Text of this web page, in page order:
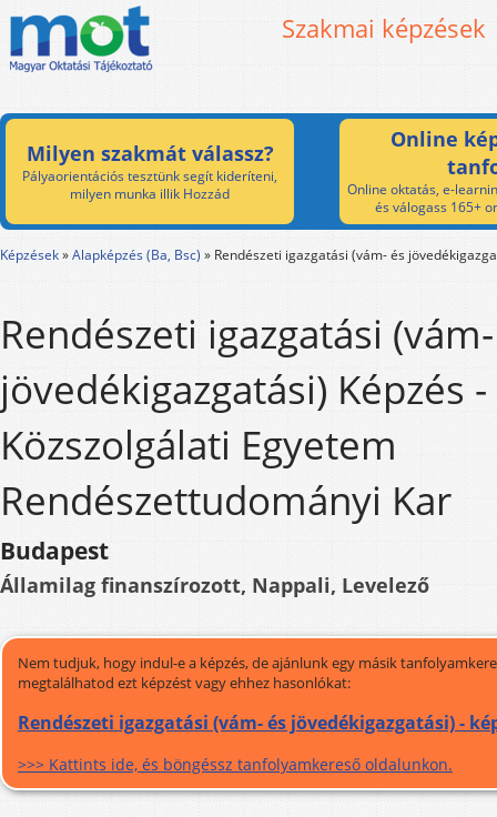
Szakmai képzések
Milyen szakmát válassz?
Pályaorientációs tesztünk segít kideríteni,
milyen munka illik Hozzád
Online
Online oktatás, e-
és válogass 165+
Képzések»Alapképzés (Ba, Bsc) » Rendészeti igazgatási (vám- és
Rendészeti igazgatási
jövedékigazgatási) Képzés
Közszolgálati Egyetem
Rendészettudományi Kar
Budapest
Államilag finanszírozott, Nappali, Levelező
Nem tudjuk, hogy indul-e a képzés, de ajánlunk egy másik
megtalálhatod ezt képzést vagy ehhez hasonlókat:
Rendészeti igazgatási (vám- és jövedékigazgatási) -
>>> Kattints ide, és böngéssz tanfolyamkereső oldalunkon.